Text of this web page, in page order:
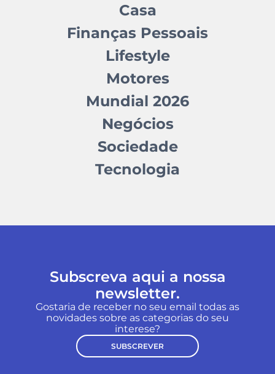
Casa
Finanças Pessoais
Lifestyle
Motores
Mundial 2026
Negócios
Sociedade
Tecnologia
Subscreva aqui a nossa
newsletter.
Gostaria de receber no seu email todas as
novidades sobre as categorias do seu
interese?
SUBSCREVER